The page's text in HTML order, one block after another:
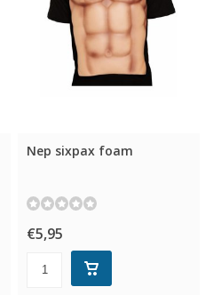
Nep sixpax foam
€5,95